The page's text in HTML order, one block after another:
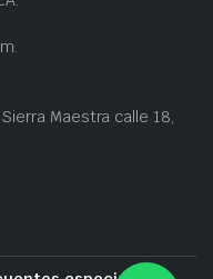
Maestra calle 18,